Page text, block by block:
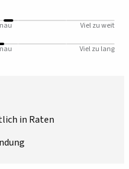
Viel zu weit
Viel zu lang
in Raten